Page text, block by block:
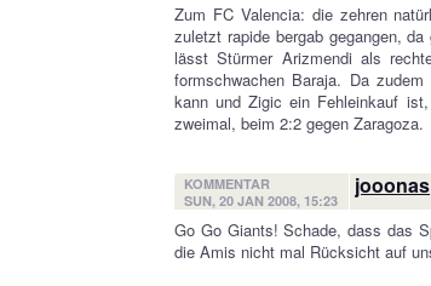
Zum FC Valencia: die zehren
zuletzt rapide bergab gegangen,
lässt Stürmer Arizmendi als
formschwachen Baraja. Da
kann und Zigic ein Fehleinkauf
zweimal, beim 2:2 gegen Zaragoza.
KOMMENTAR
SUN, 20 JAN 2008, 15:23
jooonas
Go Go Giants! Schade, dass das
die Amis nicht mal Rücksicht auf